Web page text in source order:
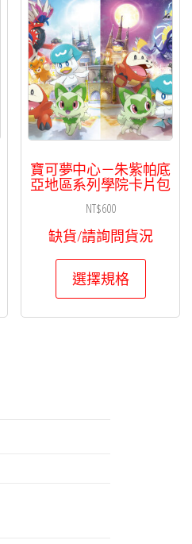
寶可夢中心－朱紫帕底
亞地區系列學院卡片包
NT$600
缺貨/請詢問貨況
選擇規格
此